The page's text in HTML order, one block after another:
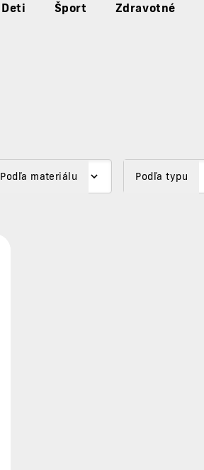
Deti Šport Zdravotné
Podľa materiálu Podľa typu